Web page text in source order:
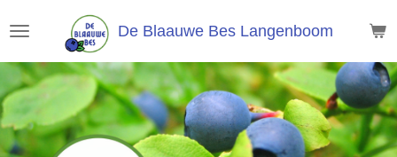
direct
naar
de
hoofdinhoud
De BlaauweBes Langenboom